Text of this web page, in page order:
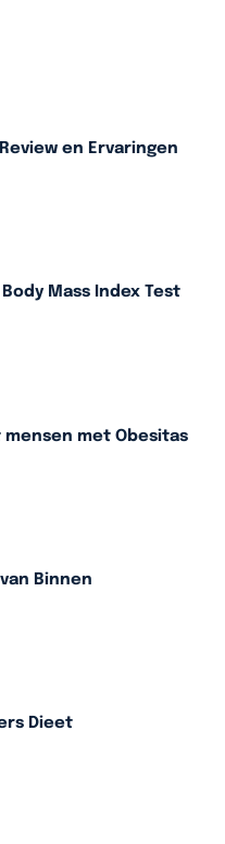
en Ervaringen
Body Mass Index Test
mensen met Obesitas
Binnen
Dieet